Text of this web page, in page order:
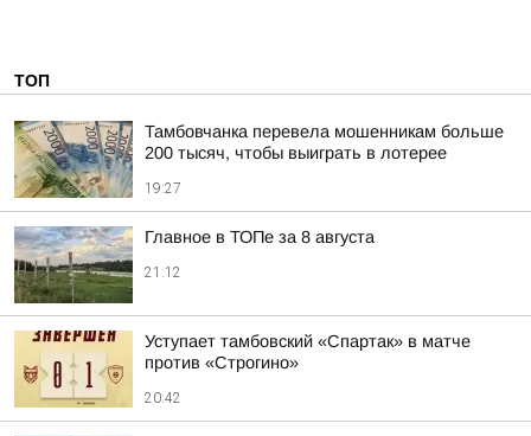
ТОП
Тамбовчанка перевела мошенникам больше
200 тысяч, чтобы выиграть в лотерее
19:27
Главное в ТОПе за 8 августа
21:12
Уступает тамбовский «Спартак» в матче
против «Строгино»
20:42